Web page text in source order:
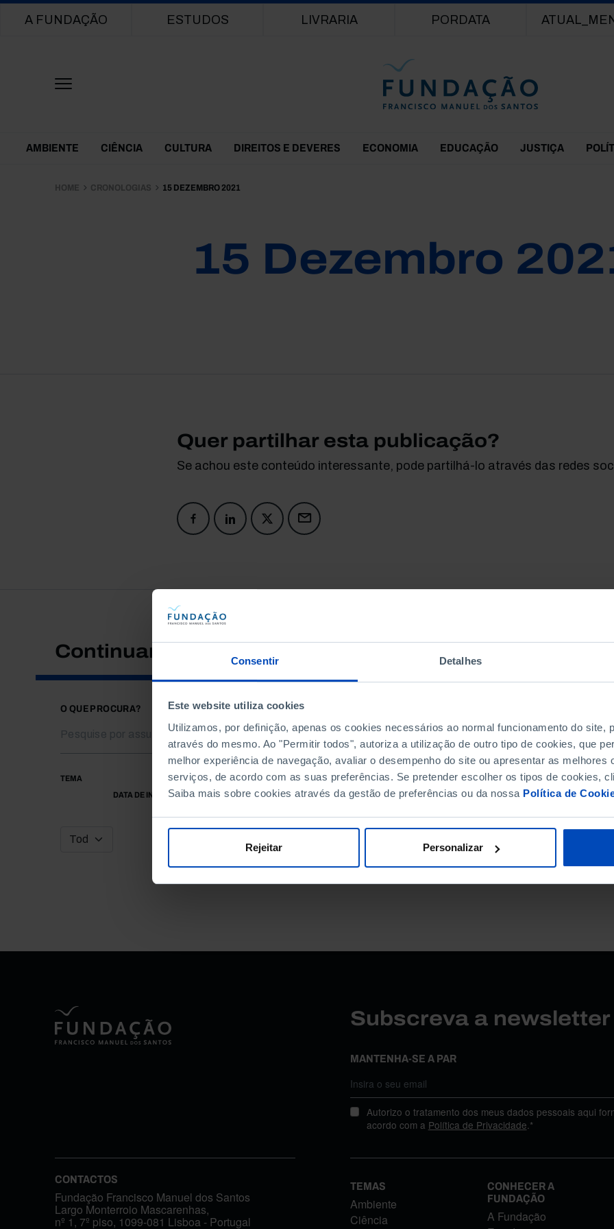
Consentir Detalhes
Este website utiliza cookies
Utilizamos, por definição, apenas os cookies necessários ao normal funcionamento do site,
através do mesmo. Ao "Permitir todos", autoriza a utilização de outro tipo de cookies, que
melhor experiência de navegação, avaliar o desempenho do site ou apresentar as melhores
serviços, de acordo com as suas preferências. Se pretender escolher os tipos de cookies,
Saiba mais sobre cookies através da gestão de preferências ou da nossa Política de
Rejeitar Personalizar
Main navigation
A FUNDAÇÃO ESTUDOS LIVRARIA PORDATA
Themes Menu
AMBIENTE CIÊNCIA CULTURA DIREITOS E DEVERES ECONOMIA EDUCAÇÃO JUSTIÇA
HOME CRONOLOGIAS 15 DEZEMBRO 2021
15 Dezembro
Quer partilhar esta publicação?
Se achou este conteúdo interessante, pode partilhá-lo através das redes
Continuar a pesquisar
O QUE PROCURA?
TEMA
DATA DE INÍCIO
DATA DE FIM
Subscreva a
MANTENHA-SE A PAR
Autorizo o tratamento dos meus dados pessoais aqui
acordo com a Política de Privacidade.*
CONTACTOS
Fundação Francisco Manuel dos Santos
Largo Monterroio Mascarenhas,
nº 1, 7º piso, 1099-081 Lisboa - Portugal
TEMAS
Ambiente
Ciência
CONHECER A
FUNDAÇÃO
A Fundação